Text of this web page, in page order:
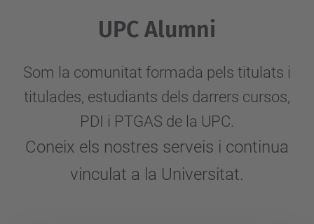
UPC Alumni
Som la comunitat formada pels titulats i
titulades, estudiants dels darrers cursos,
PDI i PTGAS de la UPC.
Coneix els nostres serveis i continua
vinculat a la Universitat.